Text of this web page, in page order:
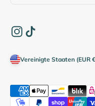
Vereinigte Staaten (EUR